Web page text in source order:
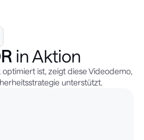
in Aktion
optimiert ist, zeigt diese Videodemo,
unterstützt.